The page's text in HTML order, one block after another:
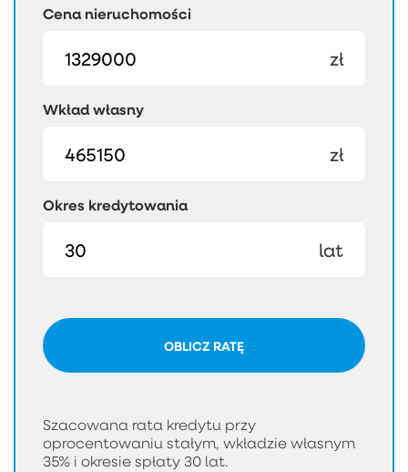
Cena nieruchomości
zł
Wkład własny
zł
Okres kredytowania
lat
OBLICZ RATĘ
Szacowana rata kredytu przy
oprocentowaniu stałym, wkładzie własnym
35% i okresie spłaty 30 lat.